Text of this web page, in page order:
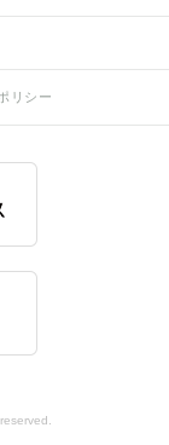
リシー